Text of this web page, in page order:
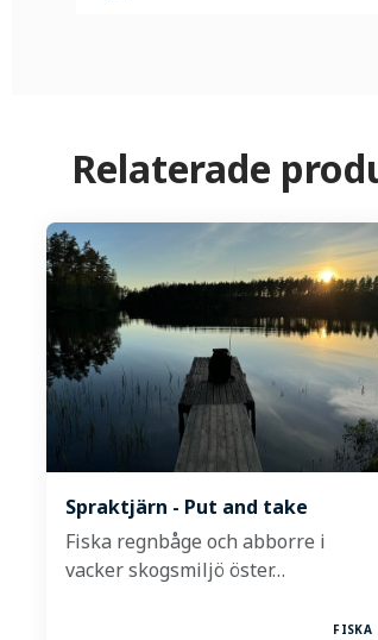
Relaterade
Spraktjärn - Put and take
Fiska regnbåge och abborre i
vacker skogsmiljö öster…
FISKA